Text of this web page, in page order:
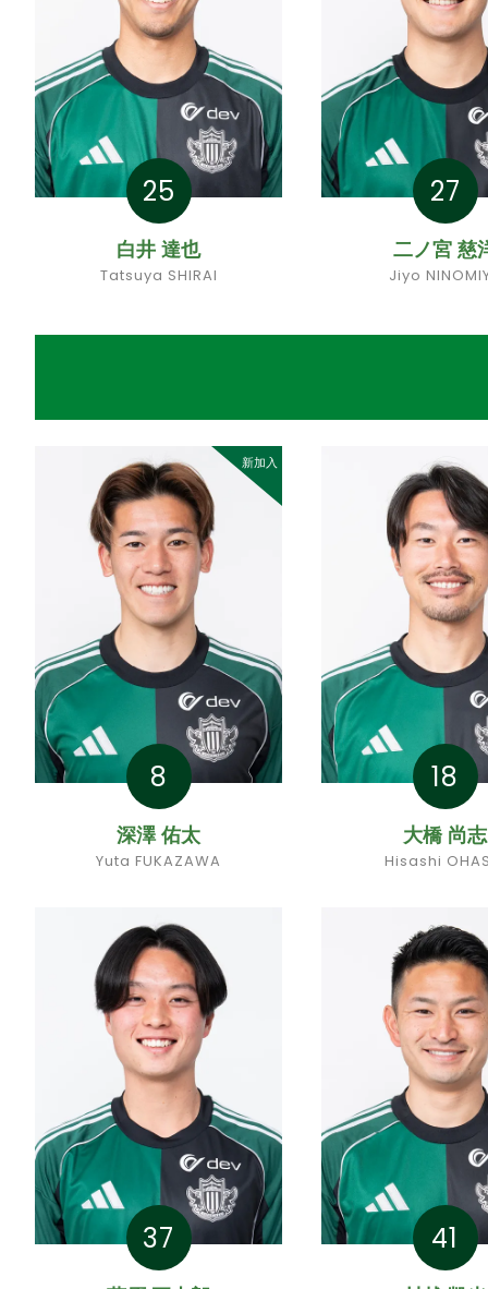
25
白井 達也
Tatsuya SHIRAI
27
二ノ宮 慈
Jiyo
新加入
8
深澤 佑太
Yuta FUKAZAWA
18
大橋 尚志
Hisashi
37 41